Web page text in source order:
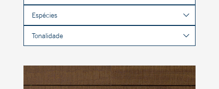
Espécies
Tonalidade